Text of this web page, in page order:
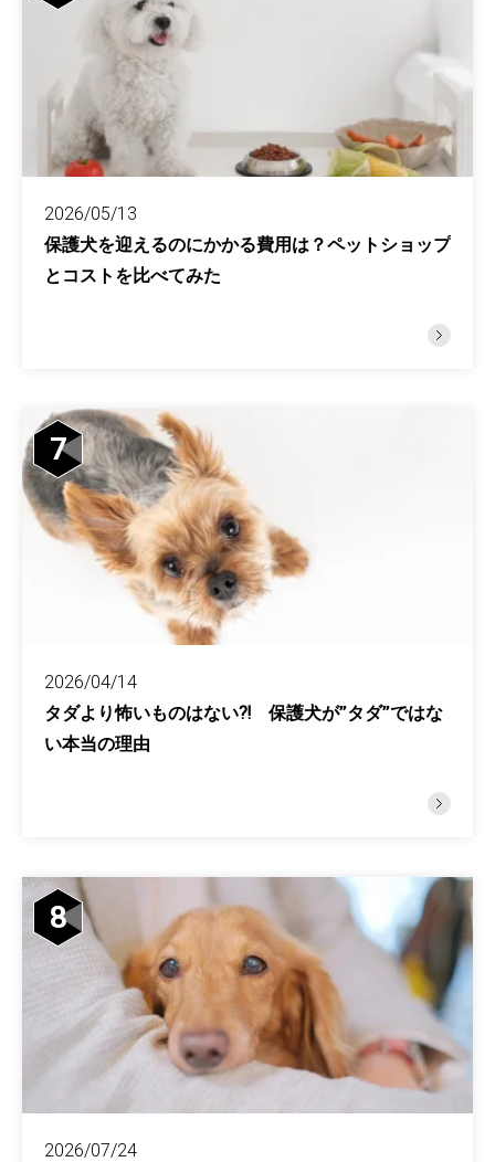
2026/05/13
保護犬を迎えるのにかかる費用は？ペットショップ
とコストを比べてみた
7
2026/04/14
タダより怖いものはない⁈ 保護犬が”タダ”ではな
い本当の理由
8
2026/07/24